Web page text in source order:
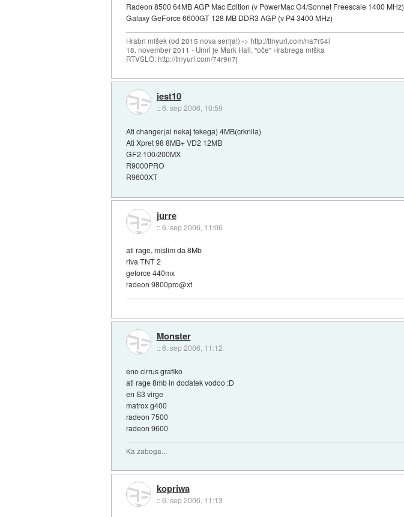
Radeon 8500 64MB AGP Mac Edition (v PowerMac G4/Sonnet Freescale 1400 MHz)
Galaxy GeForce 6600GT 128 MB DDR3 AGP (v P4 3400 MHz)
Hrabri mišek (od 2015 nova serija!) -> http://tinyurl.com/na7r54l
18. november 2011 - Umrl je Mark Hall, "oče" Hrabrega miška
RTVSLO: http://tinyurl.com/74r9n7j
jest10
::6. sep 2006, 10:59
Ati changer(al nekaj tekega) 4MB(crknila)
Ati Xpret 98 8MB+ VD2 12MB
GF2 100/200MX
R9000PRO
R9600XT
jurre
::6. sep 2006, 11:06
ati rage, mislim da 8Mb
riva TNT 2
geforce 440mx
radeon 9800pro@xt
Monster
::6. sep 2006, 11:12
eno cirrus grafiko
ati rage 8mb in dodatek vodoo :D
en S3 virge
matrox g400
radeon 7500
radeon 9600
Ka zaboga...
kopriwa
::6. sep 2006, 11:13